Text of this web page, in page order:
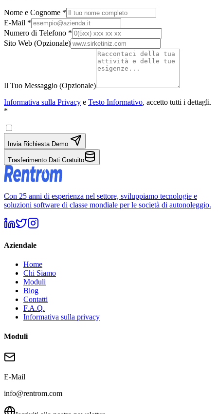
Nome e Cognome *
E-Mail *
Numero di Telefono *
Sito Web (Opzionale)
Il Tuo Messaggio (Opzionale)
Informativa sulla Privacy e Testo Informativo, accetto tutti i dettagli.
*
Invia Richiesta Demo
Trasferimento Dati Gratuito
Con 25 anni di esperienza nel settore, sviluppiamo tecnologie e
soluzioni software di classe mondiale per le società di autonoleggio.
Aziendale
Home
Chi Siamo
Moduli
Blog
Contatti
F.A.Q.
Informativa sulla privacy
Moduli
E-Mail
info@rentrom.com